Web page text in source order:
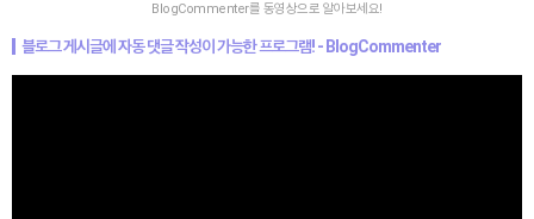
BlogCommenter를 동영상으로 알아보세요!
블로그 게시글에 자동 댓글 작성이 가능한 프로그램! - BlogCommenter